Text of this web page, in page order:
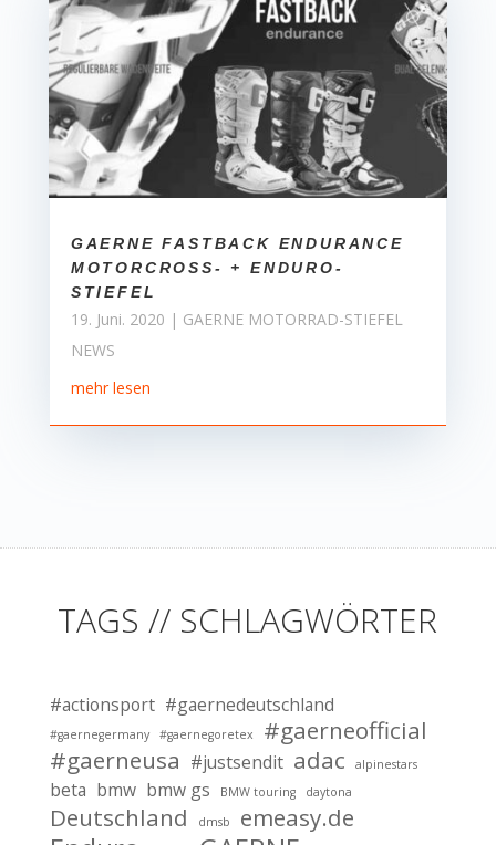
GAERNE FASTBACK ENDURANCE
MOTORCROSS- + ENDURO-
STIEFEL
19. Juni. 2020 | GAERNE MOTORRAD-STIEFEL
NEWS
mehr lesen
TAGS // SCHLAGWÖRTER
#actionsport #gaernedeutschland
#gaernegermany #gaernegoretex
#gaerneofficial
#gaerneusa #justsendit adac alpinestars
beta bmw bmw gs BMW touring daytona
Deutschland dmsb emeasy.de